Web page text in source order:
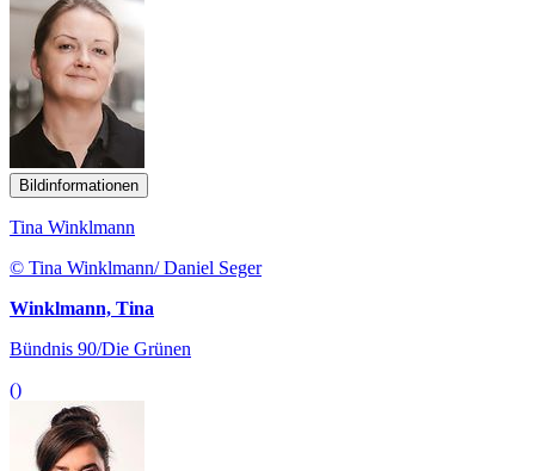
Bildinformationen
Tina Winklmann
© Tina Winklmann/ Daniel Seger
Winklmann, Tina
Bündnis 90/Die Grünen
()